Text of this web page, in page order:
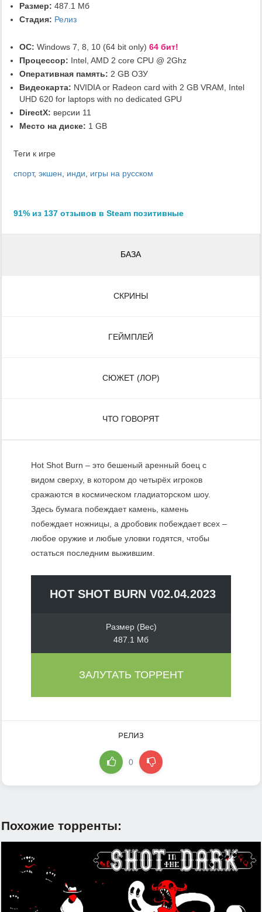
Размер: 487.1 Мб
Стадия: Релиз
ОС: Windows 7, 8, 10 (64 bit only) 64 бит!
Процессор: Intel, AMD 2 core CPU @ 2Ghz
Оперативная память: 2 GB ОЗУ
Видеокарта: NVIDIA or Radeon card with 2 GB VRAM, Intel
UHD 620 for laptops with no dedicated GPU
DirectX: версии 11
Место на диске: 1 GB
Теги к игре
спорт, экшен инди игры на русском
91% из 137 отзывов в Steam позитивные
БАЗА
СКРИНЫ
ГЕЙМПЛЕЙ
СЮЖЕТ (ЛОР)
ЧТО ГОВОРЯТ
Hot Shot Burn – это бешеный аренный боец с
видом сверху, в котором до четырёх игроков
сражаются в космическом гладиаторском шоу.
Здесь бумага побеждает камень, камень
побеждает ножницы, а дробовик побеждает всех –
любое оружие и любые уловки годятся, чтобы
остаться последним выжившим.
HOT SHOT BURN V02.04.2023
Размер (Вес)
487.1 Мб
ЗАЛУТАТЬ ТОРРЕНТ
РЕЛИЗ
0
Похожие торренты: